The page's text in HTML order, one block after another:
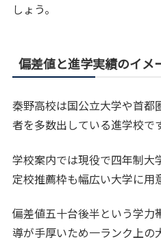
しょう。
偏差値と進学実績のイメ
秦野高校は国公立大学や首都
者を多数出している進学校です
学校案内では現役で四年制大
定校推薦枠も幅広い大学に用
偏差値五十台後半という学力
導が手厚いため一ランク上の